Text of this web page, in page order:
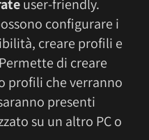
user-friendly.
configurare i
creare profili e
di creare
profili che verranno
presenti
su un altro PC o